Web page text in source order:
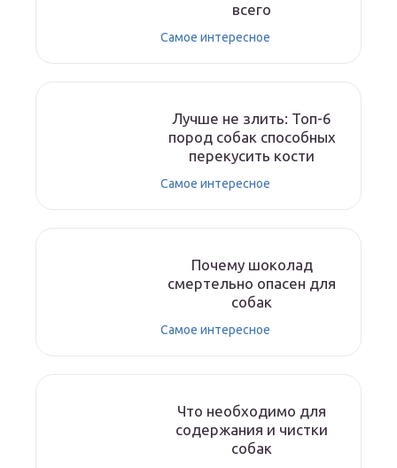
всего
Самое интересное
Лучше не злить: Топ-6
пород собак способных
перекусить кости
Самое интересное
Почему шоколад
смертельно опасен для
собак
Самое интересное
Что необходимо для
содержания и чистки
собак